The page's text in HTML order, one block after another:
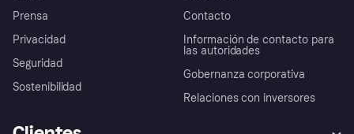
Prensa
Privacidad
Seguridad
Sostenibilidad
Contacto
Información de contacto para
las autoridades
Gobernanza corporativa
Relaciones con inversores